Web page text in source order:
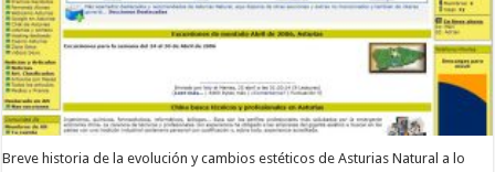
Breve historia de la evolución y cambios estéticos de Asturias Natural a lo